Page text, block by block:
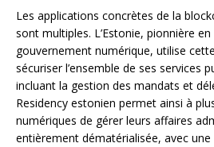
Les applications concrètes de la
sont multiples. L’Estonie, pionnière
gouvernement numérique, utilise
sécuriser l’ensemble de ses services
incluant la gestion des mandats et
Residency estonien permet ainsi à
numériques de gérer leurs affaires
entièrement dématérialisée, avec